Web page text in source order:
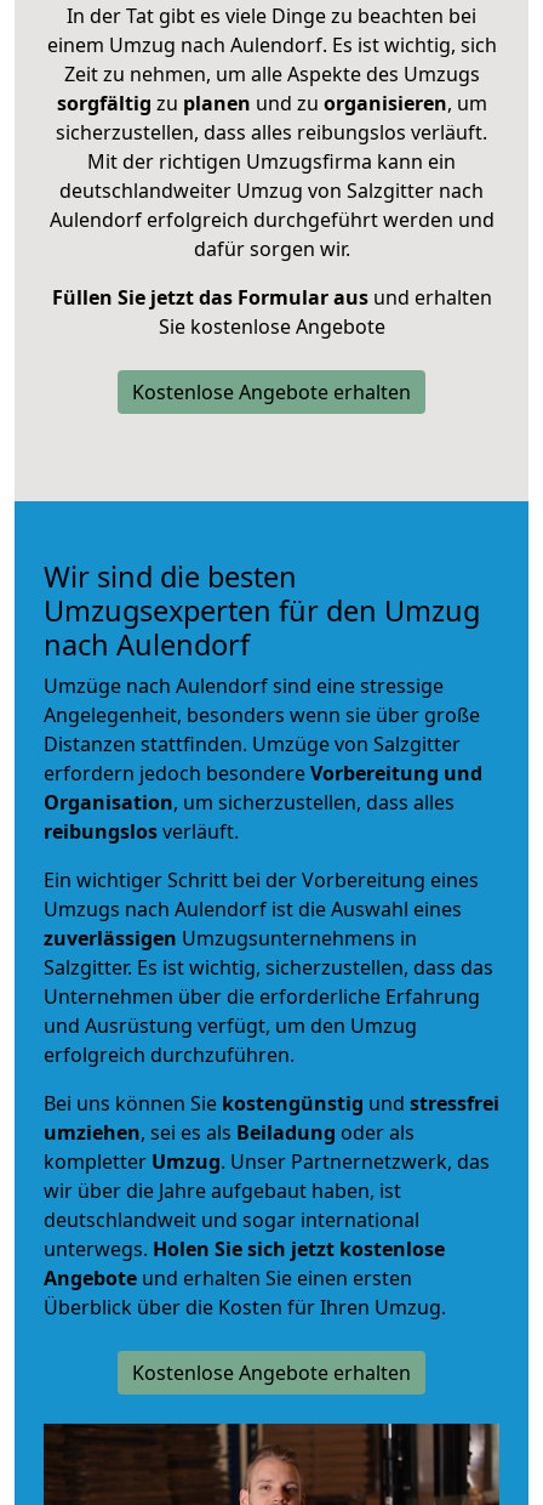
In der Tat gibt es viele Dinge zu beachten bei
einem Umzug nach Aulendorf. Es ist wichtig, sich
Zeit zu nehmen, um alle Aspekte des Umzugs
sorgfältig zu planen und zu organisieren, um
sicherzustellen, dass alles reibungslos verläuft.
Mit der richtigen Umzugsfirma kann ein
deutschlandweiter Umzug von Salzgitter nach
Aulendorf erfolgreich durchgeführt werden und
dafür sorgen wir.
Füllen Sie jetzt das Formular ausund erhalten
Sie kostenlose Angebote
Kostenlose Angebote erhalten
Wir sind die besten
Umzugsexperten für den Umzug
nach Aulendorf
Umzüge nach Aulendorf sind eine stressige
Angelegenheit, besonders wenn sie über große
Distanzen stattfinden. Umzüge von Salzgitter
erfordern jedoch besondereVorbereitung und
Organisation, um sicherzustellen, dass alles
reibungslosverläuft.
Ein wichtiger Schritt bei der Vorbereitung eines
Umzugs nach Aulendorf ist die Auswahl eines
zuverlässigen Umzugsunternehmens in
Salzgitter. Es ist wichtig, sicherzustellen, dass das
Unternehmen über die erforderliche Erfahrung
und Ausrüstung verfügt, um den Umzug
erfolgreich durchzuführen.
Bei uns können Sie kostengünstig und stressfrei
umziehen, sei es als Beiladung oder als
kompletter Umzug. Unser Partnernetzwerk, das
wir über die Jahre aufgebaut haben, ist
deutschlandweit und sogar international
unterwegs. Holen Sie sich jetzt kostenlose
Angebote und erhalten Sie einen ersten
Überblick über die Kosten für Ihren Umzug.
Kostenlose Angebote erhalten